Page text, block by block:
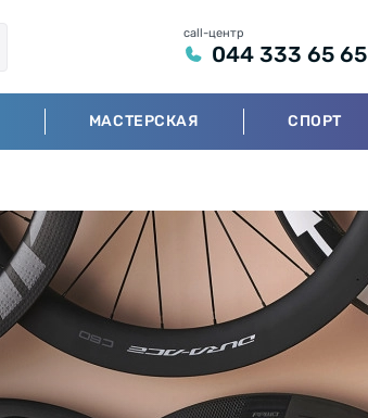
call-центр
044 333 65 65
МАСТЕРСКАЯ СПОРТ